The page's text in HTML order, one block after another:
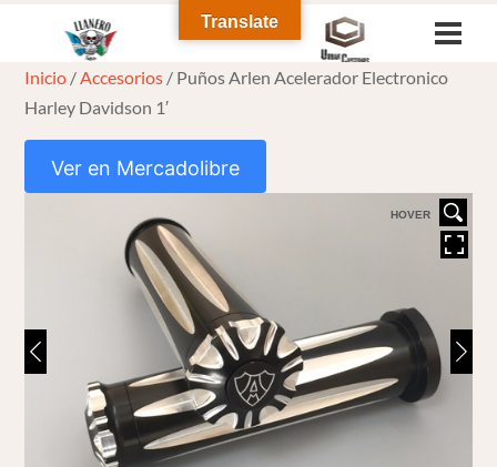
content
Inicio /Accesorios / Puños Arlen Acelerador Electronico
Harley Davidson 1′
Ver en Mercadolibre
HOVER
Translate